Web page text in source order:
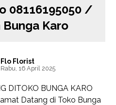
08116195050 /
Bunga Karo
Flo Florist
Rabu, 16 April 2025
DITOKO BUNGA KARO
Datang di Toko Bunga